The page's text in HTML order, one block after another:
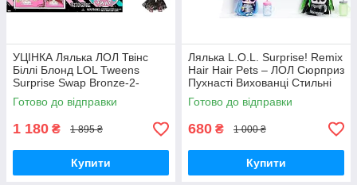
УЦІНКА Лялька ЛОЛ Твінс
Біллі Блонд LOL Tweens
Surprise Swap Bronze-2-
Blonde Billie серії Підлітки
591740 MGA Оригінал
Готово до відправки
1 180 ₴ 1 895 ₴
Купити
Лялька L.O.L. Surprise! Remix
Hair Hair Pets – ЛОЛ Сюрприз
Пухнасті Вихованці Стильні
Зачіски (в асс.) 584469 MGA
Оригінал
Готово до відправки
680 ₴ 1 000 ₴
Купити